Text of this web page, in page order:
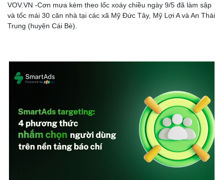
VOV.VN -Cơn mưa kèm theo lốc xoáy chiều ngày 9/5 đã làm sập
và tốc mái 30 căn nhà tại các xã Mỹ Đức Tây, Mỹ Lợi A và An Thái
Trung (huyện Cái Bè).